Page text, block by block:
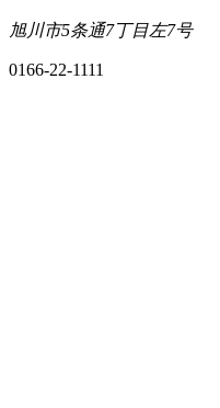
旭川市5条通7丁目左7号
0166-22-1111